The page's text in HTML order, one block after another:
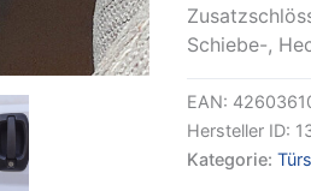
Schiebe-,
EAN:
Hersteller ID:
Kategorie: